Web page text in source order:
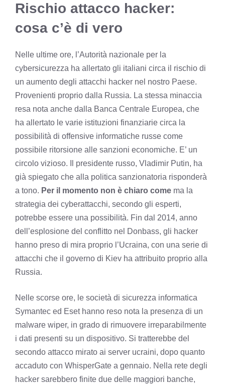
Rischio attacco hacker:
cosa c’è di vero
Nelle ultime ore, l’Autorità nazionale per la
cybersicurezza ha allertato gli italiani circa il rischio di
un aumento degli attacchi hacker nel nostro Paese.
Provenienti proprio dalla Russia. La stessa minaccia
resa nota anche dalla Banca Centrale Europea, che
ha allertato le varie istituzioni finanziarie circa la
possibilità di offensive informatiche russe come
possibile ritorsione alle sanzioni economiche. E’ un
circolo vizioso. Il presidente russo, Vladimir Putin, ha
già spiegato che alla politica sanzionatoria risponderà
a tono. Per il momento non è chiaro come ma la
strategia dei cyberattacchi, secondo gli esperti,
potrebbe essere una possibilità. Fin dal 2014, anno
dell’esplosione del conflitto nel Donbass, gli hacker
hanno preso di mira proprio l’Ucraina, con una serie di
attacchi che il governo di Kiev ha attribuito proprio alla
Russia.
Nelle scorse ore, le società di sicurezza informatica
Symantec ed Eset hanno reso nota la presenza di un
malware wiper, in grado di rimuovere irreparabilmente
i dati presenti su un dispositivo. Si tratterebbe del
secondo attacco mirato ai server ucraini, dopo quanto
accaduto con WhisperGate a gennaio. Nella rete degli
hacker sarebbero finite due delle maggiori banche,